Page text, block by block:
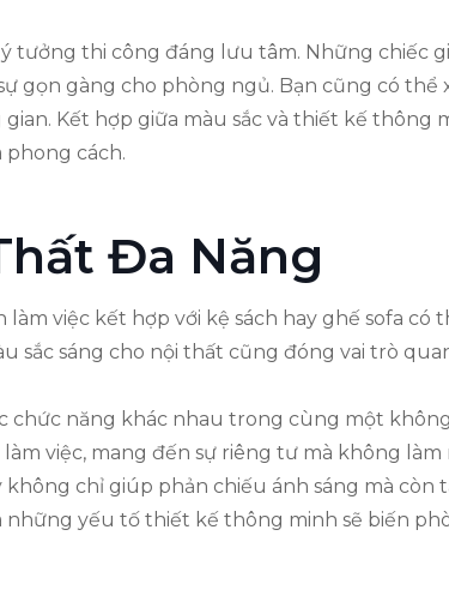
tưởng thi công đáng lưu tâm. Những chiếc
gọn gàng cho phòng ngủ. Bạn cũng có
gian. Kết hợp giữa màu sắc và thiết kế
phong cách.
Đa Năng
việc kết hợp với kệ sách hay ghế sofa
sắc sáng cho nội thất cũng đóng vai trò
chức năng khác nhau trong cùng một
việc, mang đến sự riêng tư mà không
chỉ giúp phản chiếu ánh sáng mà còn
những yếu tố thiết kế thông minh sẽ biến